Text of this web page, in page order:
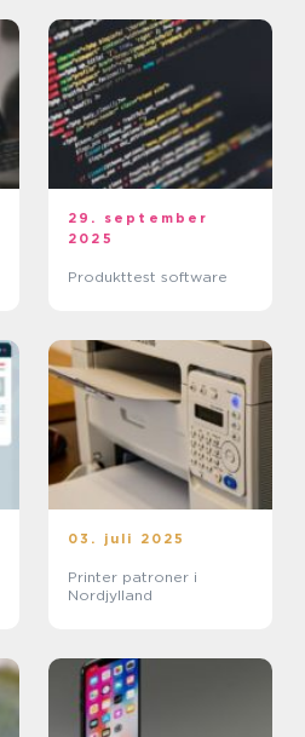
29. september
2025
Produkttest software
03. juli 2025
Printer patroner i
Nordjylland